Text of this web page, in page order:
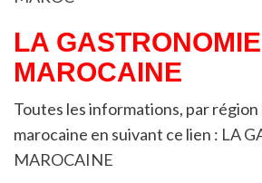
LA GASTRONOMIE
MAROCAINE
Toutes les informations, par
marocaine en suivant ce lien : LA
MAROCAINE